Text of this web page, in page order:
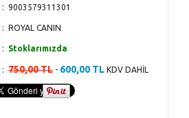
9003579311301
ROYAL CANIN
Stoklarımızda
750,00 TL - 600,00 TL KDV DAHİL